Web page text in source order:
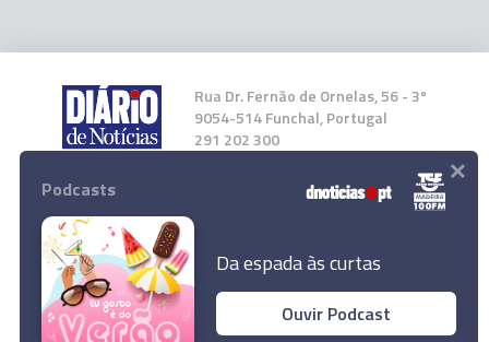
Rua Dr. Fernão de Ornelas, 56 - 3º
9054-514 Funchal, Portugal
291 202 300
Instale a nossa App
© 2024 Empresa Diário de Notícias, Lda.
Podcasts
Da espada às curtas
Ouvir Podcast
×